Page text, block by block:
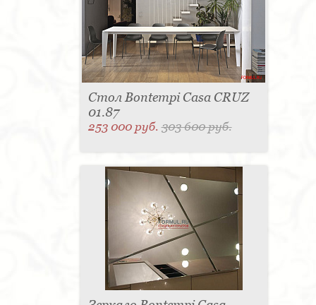
Стол Bontempi Casa CRUZ
01.87
253 000 руб.303 600 руб.